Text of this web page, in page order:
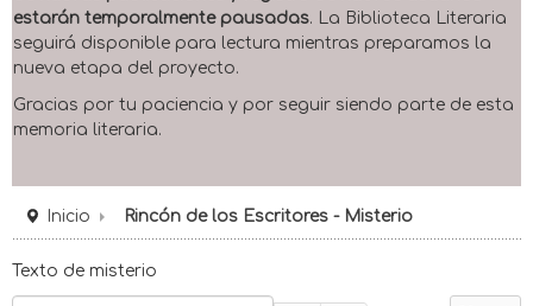
estarán temporalmente pausadas. La Biblioteca Literaria
seguirá disponible para lectura mientras preparamos la
nueva etapa del proyecto.
Gracias por tu paciencia y por seguir siendo parte de esta
memoria literaria.
Inicio Rincón de los Escritores - Misterio
Texto de misterio